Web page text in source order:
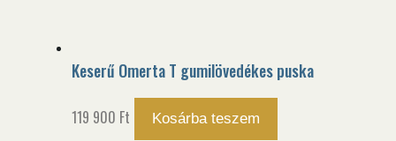
Keserű Omerta T gumilövedékes puska
119 900 Ft Kosárba teszem